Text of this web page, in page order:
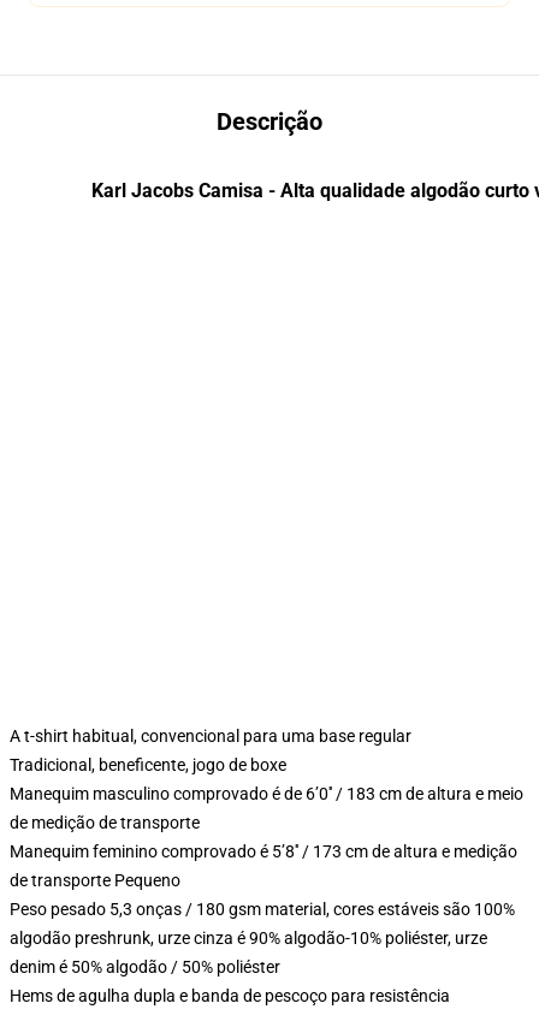
Descrição
Karl Jacobs Camisa - Alta qualidade algodão curto
A t-shirt habitual, convencional para uma base regular
Tradicional, beneficente, jogo de boxe
Manequim masculino comprovado é de 6’0′′ / 183 cm de altura e meio
de medição de transporte
Manequim feminino comprovado é 5’8′′ / 173 cm de altura e medição
de transporte Pequeno
Peso pesado 5,3 onças / 180 gsm material, cores estáveis são 100%
algodão preshrunk, urze cinza é 90% algodão-10% poliéster, urze
denim é 50% algodão / 50% poliéster
Hems de agulha dupla e banda de pescoço para resistência